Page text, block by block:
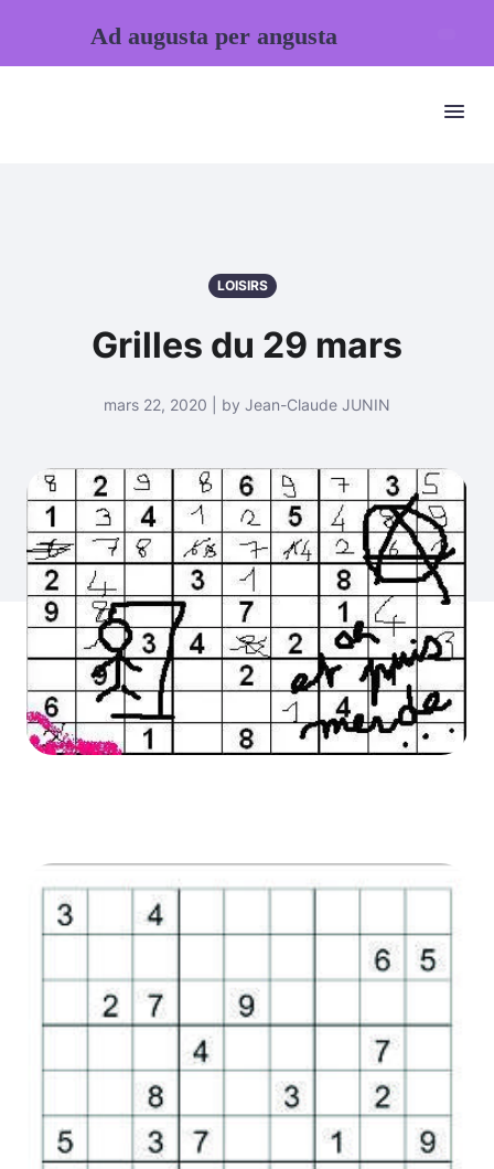
LOISIRS
Grilles du 29 mars
mars 22, 2020 | by Jean-Claude JUNIN
Ad augusta per angusta